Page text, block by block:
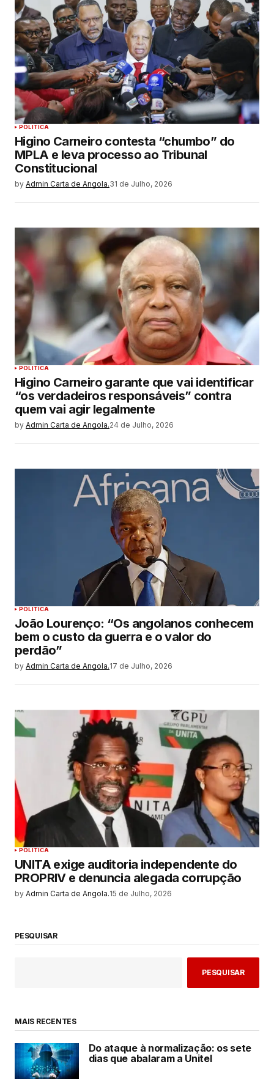
POLITICA
Higino Carneiro contesta “chumbo” do
MPLA e leva processo ao Tribunal
Constitucional
by Admin Carta de Angola.31 de Julho, 2026
POLITICA
Higino Carneiro garante que vai identificar
“os verdadeiros responsáveis” contra
quem vai agir legalmente
by Admin Carta de Angola.24 de Julho, 2026
POLITICA
João Lourenço: “Os angolanos conhecem
bem o custo da guerra e o valor do
perdão”
by Admin Carta de Angola.17 de Julho, 2026
POLITICA
UNITA exige auditoria independente do
PROPRIV e denuncia alegada corrupção
by Admin Carta de Angola.15 de Julho, 2026
PESQUISAR
PESQUISAR
MAIS RECENTES
Do ataque à normalização: os sete
dias que abalaram a Unitel